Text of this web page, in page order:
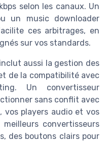
selon les canaux. Un
un music downloader
ces arbitrages, en
sur vos standards.
aussi la gestion des
de la compatibilité avec
Un convertisseur
sans conflit avec
vos players audio et vos
convertisseurs
des boutons clairs pour